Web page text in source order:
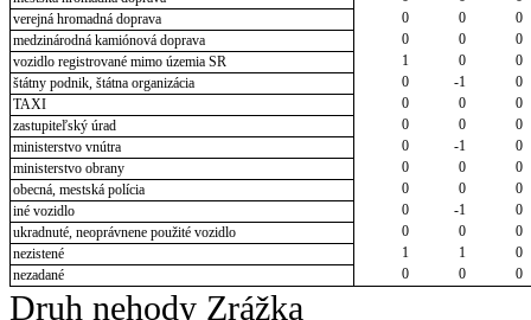
verejná hromadná doprava
0 0
0
medzinárodná kamiónová doprava
0 0
0
vozidlo registrované mimo územia SR
1 0
0
štátny podnik, štátna organizácia
0 -1
0
TAXI
0 0
0
zastupiteľský úrad
0 0
0
ministerstvo vnútra
0 -1
0
ministerstvo obrany
0 0
0
obecná, mestská polícia
0 0
0
iné vozidlo
0 -1
0
ukradnuté, neoprávnene použité vozidlo
0 0
0
nezistené
1 1
0
nezadané
0 0 0
Druh nehody Zrážka